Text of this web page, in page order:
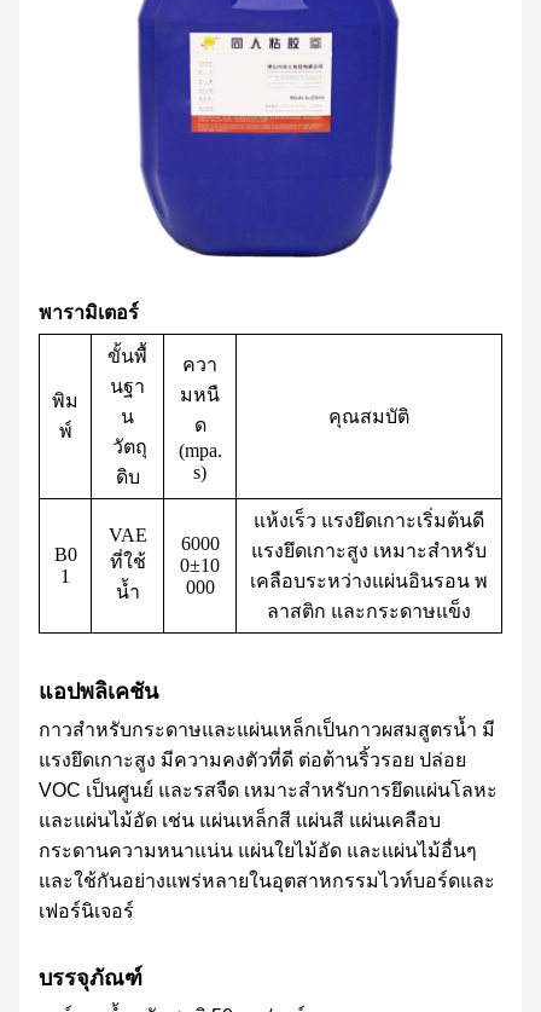
พารามิเตอร์
พิม
พ์
ขั้นพื้
นฐา
น
วัตถุ
ดิบ
ควา
มหนื
ด
(mpa.
s)
คุณสมบัติ
B0
1
VAE
ที่ใช้
น้ำ
6000
0±10
000
แห้งเร็ว แรงยึดเกาะเริ่มต้นดี
แรงยึดเกาะสูง เหมาะสำหรับ
เคลือบระหว่างแผ่นอินรอน พ
ลาสติก และกระดาษแข็ง
แอปพลิเคชัน
กาวสำหรับกระดาษและแผ่นเหล็กเป็นกาวผสมสูตรน้ำ มี
แรงยึดเกาะสูง มีความคงตัวที่ดี ต่อต้านริ้วรอย ปล่อย
VOC เป็นศูนย์ และรสจืด เหมาะสำหรับการยึดแผ่นโลหะ
และแผ่นไม้อัด เช่น แผ่นเหล็กสี แผ่นสี แผ่นเคลือบ
กระดานความหนาแน่น แผ่นใยไม้อัด และแผ่นไม้อื่นๆ
และใช้กันอย่างแพร่หลายในอุตสาหกรรมไวท์บอร์ดและ
เฟอร์นิเจอร์
บรรจุภัณฑ์